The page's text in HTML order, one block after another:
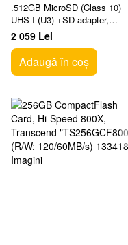
.512GB MicroSD (Class 10)
UHS-I (U3) +SD adapter,
Transcend "TS512GUSD300S"
(R/W:95/45MB/s)
2 059 Lei
Adaugă în coș